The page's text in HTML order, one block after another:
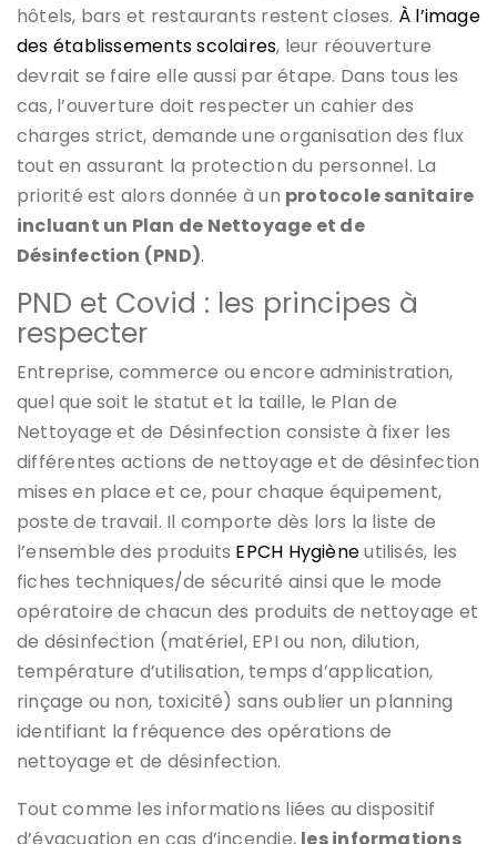
hôtels, bars et restaurants restent closes. À l’image
des établissements scolaires, leur réouverture
devrait se faire elle aussi par étape. Dans tous les
cas, l’ouverture doit respecter un cahier des
charges strict, demande une organisation des flux
tout en assurant la protection du personnel. La
priorité est alors donnée à un protocole sanitaire
incluant un Plan de Nettoyage et de
Désinfection (PND).
PND et Covid : les principes à
respecter
Entreprise, commerce ou encore administration,
quel que soit le statut et la taille, le Plan de
Nettoyage et de Désinfection consiste à fixer les
différentes actions de nettoyage et de désinfection
mises en place et ce, pour chaque équipement,
poste de travail. Il comporte dès lors la liste de
l’ensemble des produits EPCH Hygièneutilisés, les
fiches techniques/de sécurité ainsi que le mode
opératoire de chacun des produits de nettoyage et
de désinfection (matériel, EPI ou non, dilution,
température d’utilisation, temps d’application,
rinçage ou non, toxicité) sans oublier un planning
identifiant la fréquence des opérations de
nettoyage et de désinfection.
Tout comme les informations liées au dispositif
d’évacuation en cas d’incendie, les informations